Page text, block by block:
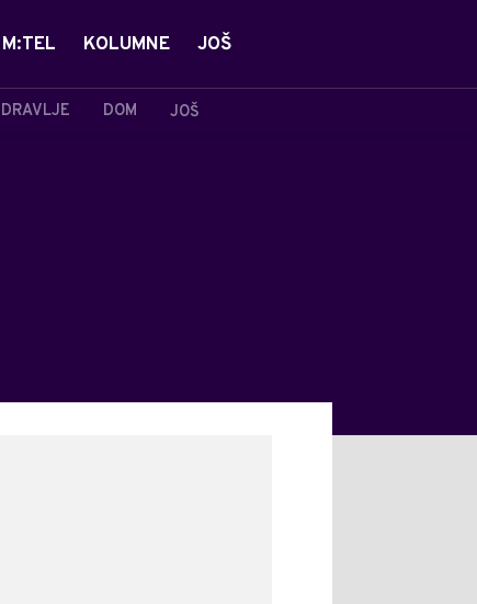
DOM JOŠ
M:TEL KOLUMNE JOŠ